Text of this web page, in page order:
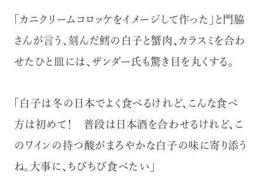
「カニクリームコロッケをイメージして作った」と門脇
さんが言う、刻んだ鱈の白子と蟹肉、カラスミを合わ
せたひと皿には、ザンダー氏も驚き目を丸くする。
「白子は冬の日本でよく食べるけれど、こんな食べ
方は初めて！ 普段は日本酒を合わせるけれど、こ
のワインの持つ酸がまろやかな白子の味に寄り添う
ね。大事に、ちびちび食べたい」